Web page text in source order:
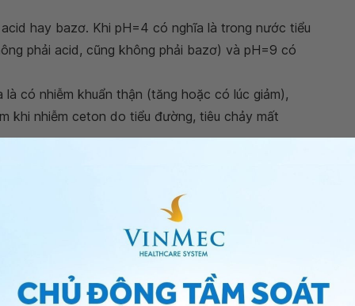
hay bazơ. Khi pH=4 có nghĩa là trong nước tiểu
phải acid, cũng không phải bazơ) và pH=9 có
có nhiễm khuẩn thận (tăng hoặc có lúc giảm),
khi nhiễm ceton do tiểu đường, tiêu chảy mất